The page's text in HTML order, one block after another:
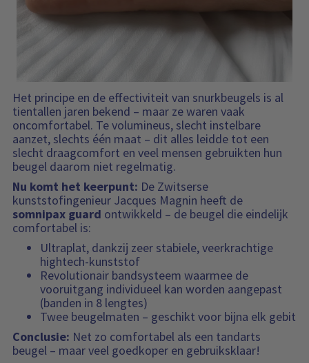
Het principe en de effectiviteit van snurkbeugels is al
tientallen jaren bekend – maar ze waren vaak
oncomfortabel. Te volumineus, slecht instelbare
aanzet, slechts één maat – dit alles leidde tot een
slecht draagcomfort en veel mensen gebruikten hun
beugel daarom niet regelmatig.
Nu komt het keerpunt: De Zwitserse
kunststofingenieur Jacques Magnin heeft de
somnipax guard ontwikkeld – de beugel die eindelijk
comfortabel is:
Ultraplat, dankzij zeer stabiele, veerkrachtige
hightech-kunststof
Revolutionair bandsysteem waarmee de
vooruitgang individueel kan worden aangepast
(banden in 8 lengtes)
Twee beugelmaten – geschikt voor bijna elk gebit
Conclusie: Net zo comfortabel als een tandarts
beugel – maar veel goedkoper en gebruiksklaar!